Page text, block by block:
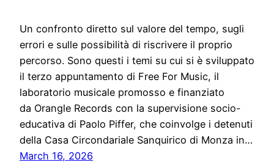
Un confronto diretto sul valore del tempo, sugli
errori e sulle possibilità di riscrivere il proprio
percorso. Sono questi i temi su cui si è sviluppato
il terzo appuntamento di Free For Music, il
laboratorio musicale promosso e finanziato
da Orangle Records con la supervisione socio-
educativa di Paolo Piffer, che coinvolge i detenuti
della Casa Circondariale Sanquirico di Monza in…
March 16, 2026